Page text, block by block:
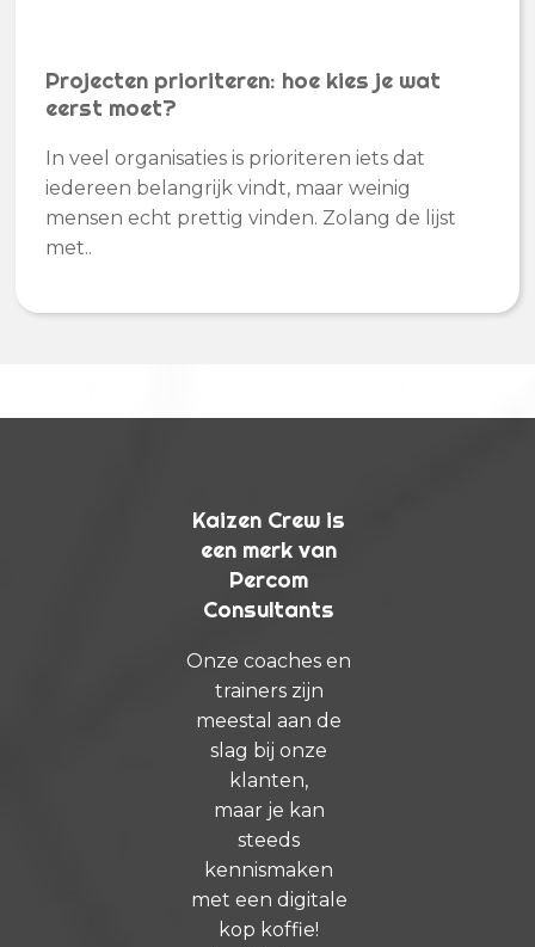
Projecten prioriteren: hoe kies je wat
eerst moet?
In veel organisaties is prioriteren iets dat
iedereen belangrijk vindt, maar weinig
mensen echt prettig vinden. Zolang de lijst
met..
Kaizen Crew is
een merk van
Percom
Consultants
Onze coaches en
trainers zijn
meestal aan de
slag bij onze
klanten,
maar je kan
steeds
kennismaken
met een digitale
kop koffie!